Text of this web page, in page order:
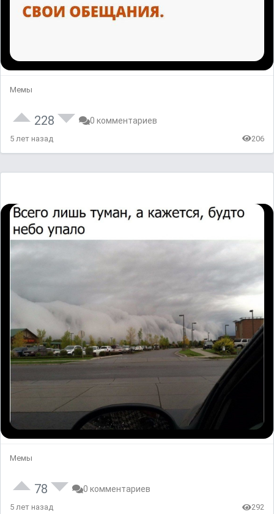
Мемы
228 0 комментариев
5 лет назад 206
Мемы
78 0 комментариев
5 лет назад 292